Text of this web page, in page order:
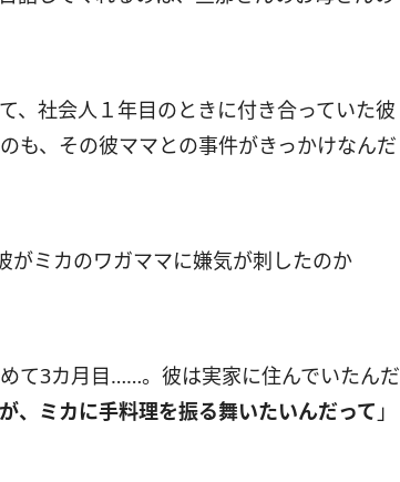
社会人１年目のときに付き合っていた彼
も、その彼ママとの事件がきっかけなんだ
ミカのワガママに嫌気が刺したのか
て3カ月目……。彼は実家に住んでいたんだ
、ミカに手料理を振る舞いたいんだって 」